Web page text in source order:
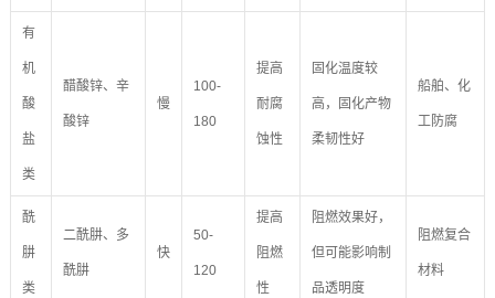
有
机
酸
盐
类
醋酸锌、辛
酸锌
慢
100-
180
提高
耐腐
蚀性
固化温度较
高，固化产物
柔韧性好
船舶、化
工防腐
酰
肼
类
二酰肼、多
酰肼
快
50-
120
提高
阻燃
性
阻燃效果好，
但可能影响制
品透明度
阻燃复合
材料